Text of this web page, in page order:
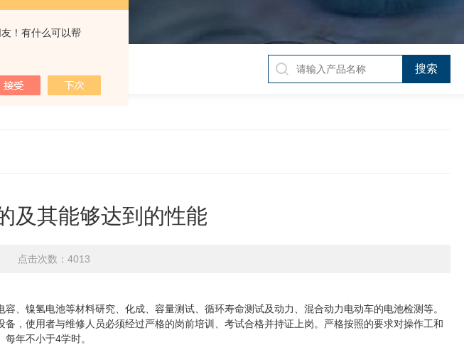
！有什么可以帮
及其能够达到的性能
点击次数：4013
、镍氢电池等材料研究、化成、容量测试、循环寿命测试及动力、混合动力电动车的电池检测等。
使用者与维修人员必须经过严格的岗前培训、考试合格并持证上岗。严格按照的要求对操作工和
年不小于4学时。